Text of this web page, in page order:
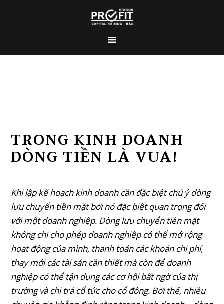
TRONG KINH DOANH
DÒNG TIỀN LÀ VUA!
Khi lập kế hoạch kinh doanh cần đặc biệt chú ý dòng
lưu chuyển tiền mặt bởi nó đặc biệt quan trọng đối
với một doanh nghiệp. Dòng lưu chuyển tiền mặt
không chỉ cho phép doanh nghiệp có thể mở rộng
hoạt động của mình, thanh toán các khoản chi phí,
thay mới các tài sản cần thiết mà còn để doanh
nghiệp có thể tận dụng các cơ hội bất ngờ của thị
trường và chi trả cổ tức cho cổ đông. Bởi thế, nhiều